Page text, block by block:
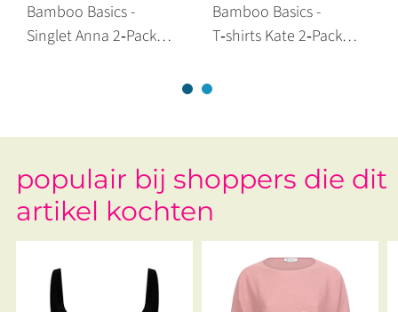
Bamboo Basics -
Singlet Anna 2‑Pack
Bamboo Basics -
T‑shirts Kate 2‑Pack
populair bij shoppers die dit
artikel kochten